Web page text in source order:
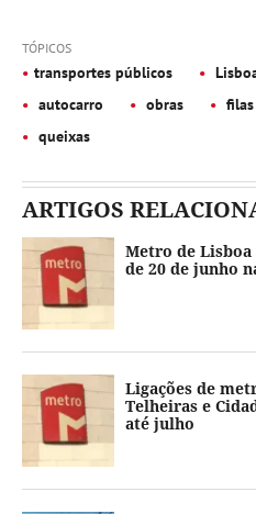
TÓPICOS
transportes públicos
autocarro
obras filas
queixas
ARTIGOS
Metro de
de 20 de junho
Ligações de
Telheiras e
até julho